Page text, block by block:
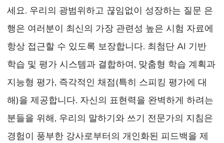
세요. 우리의 광범위하고 끊임없이 성장하는 질문 은
행은 여러분이 최신의 가장 관련성 높은 시험 자료에
항상 접근할 수 있도록 보장합니다. 최첨단 AI 기반
학습 및 평가 시스템과 결합하여, 맞춤형 학습 계획과
지능형 평가, 즉각적인 채점(특히 스피킹 평가에 대
해)을 제공합니다. 자신의 표현력을 완벽하게 하려는
분들을 위해, 우리의 말하기와 쓰기 전문가의 지침은
경험이 풍부한 강사로부터의 개인화된 피드백을 제